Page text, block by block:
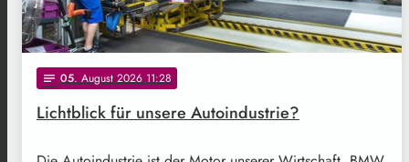
notes 05. August 2026 11:28
Lichtblick für unsere Autoindustrie?